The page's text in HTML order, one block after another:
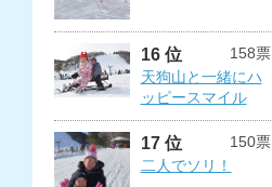
16 位
158票
天狗山と一緒にハ
ッピースマイル
17 位
150票
二人でソリ！